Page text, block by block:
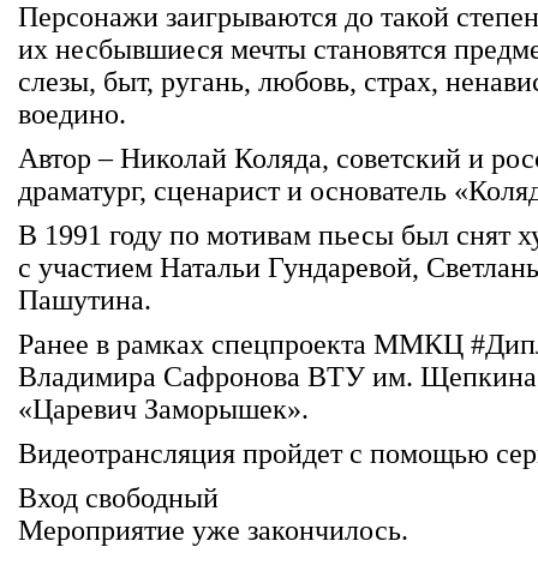
Персонажи заигрываются до такой
их несбывшиеся мечты становятся
слезы, быт, ругань, любовь, страх,
воедино.
Автор – Николай Коляда, советский и
драматург, сценарист и основатель
В 1991 году по мотивам пьесы был снят
с участием Натальи Гундаревой,
Пашутина.
Ранее в рамках спецпроекта ММКЦ
Владимира Сафронова ВТУ им. Щепкина
«Царевич Заморышек».
Видеотрансляция пройдет с помощью
Вход свободный
Мероприятие уже закончилось.